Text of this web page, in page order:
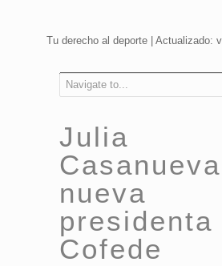
Tu derecho al deporte | Actualizado:
Navigate to...
Julia
nueva
presidenta
Cofede